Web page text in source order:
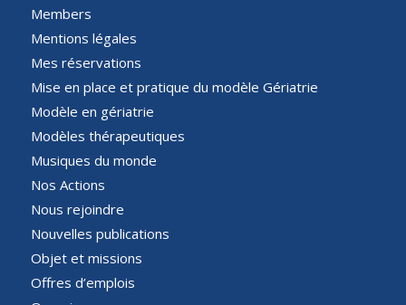
Members
Mentions légales
Mes réservations
Mise en place et pratique du modèle Gériatrie
Modèle en gériatrie
Modèles thérapeutiques
Musiques du monde
Nos Actions
Nous rejoindre
Nouvelles publications
Objet et missions
Offres d’emplois